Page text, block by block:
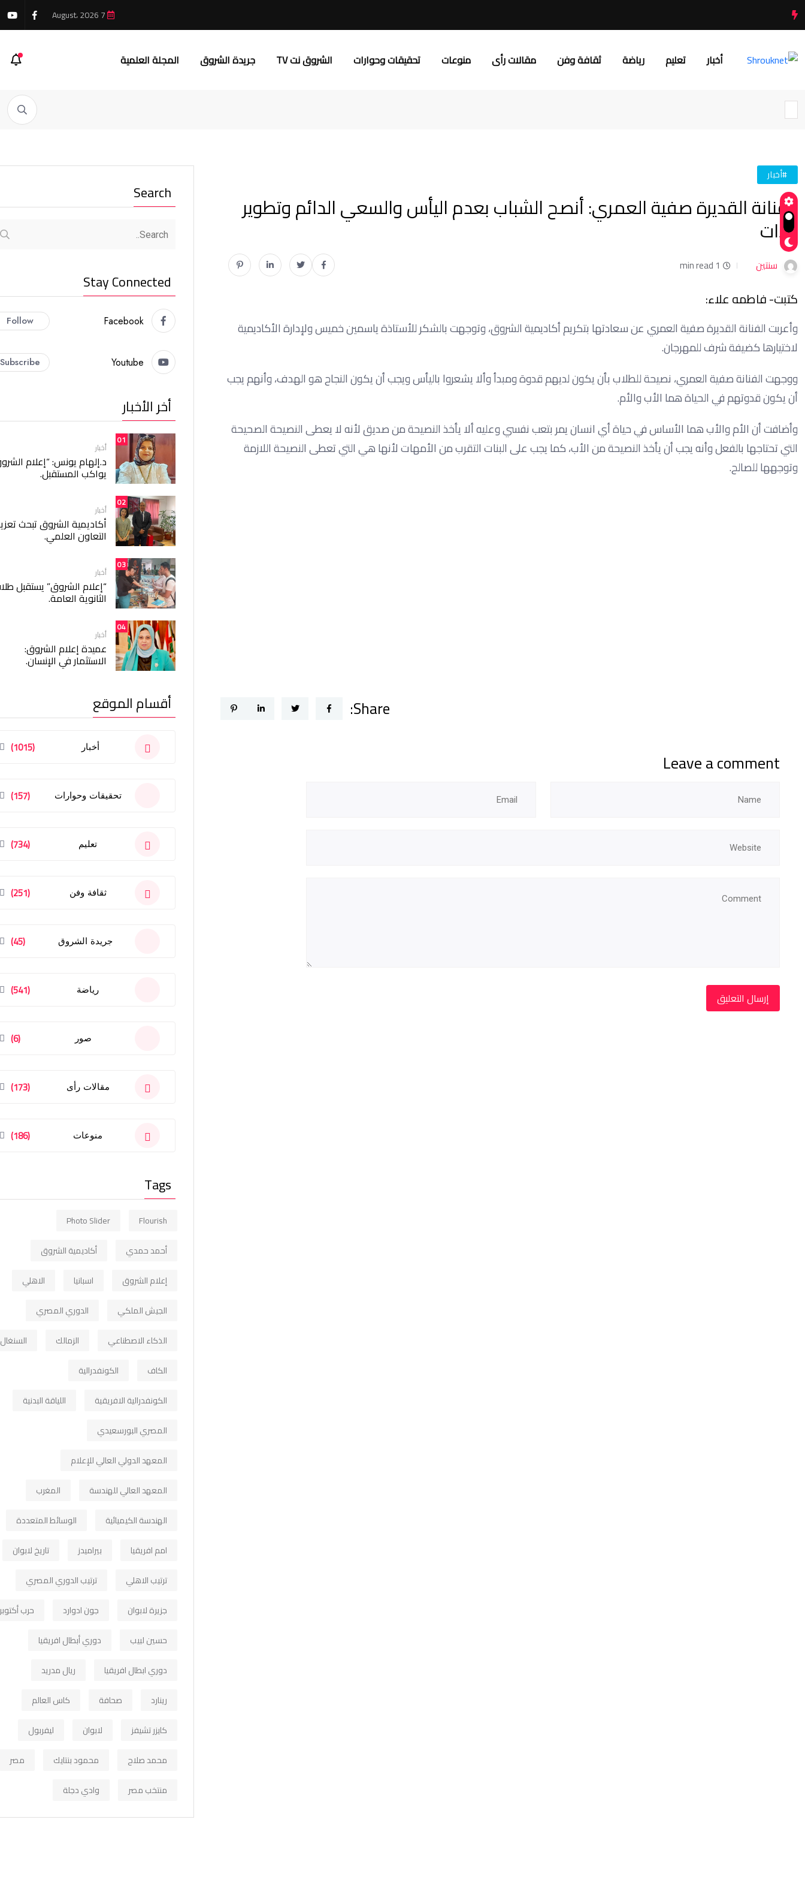
أخبار تعليم رياضة ثقافة وفن مقالات رأى منوعات تحقيقات وحوارات الشروق نت TV جريدة الشروق المجلة العلمية
#أخبار
الفنانة القديرة صفية العمري: أنصح الشباب بعدم اليأس والسعي الدائم وتطوير
الذات
سنتين 1 min read
كتبت- فاطمه علاء:
وأعربت الفنانة القديرة صفية العمري عن سعادتها بتكريم أكاديمية الشروق، وتوجهت بالشكر للأستاذة ياسمين خميس ولإدارة الأكاديمية
لاختيارها كضيفة شرف للمهرجان.
ووجهت الفنانة صفية العمري، نصيحة للطلاب بأن يكون لديهم قدوة ومبدأ وألا يشعروا باليأس ويجب أن يكون النجاح هو الهدف، وأنهم يجب
أن يكون قدوتهم في الحياة هما الأب والأم.
وأضافت أن الأم والأب هما الأساس في حياة أي انسان يمر بتعب نفسي وعليه ألا يأخذ النصيحة من صديق لأنه لا يعطى النصيحة الصحيحة
التي تحتاجها بالفعل وأنه يجب أن يأخذ النصيحة من الأب، كما يجب على البنات التقرب من الأمهات لأنها هي التي تعطى النصيحة اللازمة
وتوجهها للصالح.
Share:
Leave a comment
Search
Stay Connected
Facebook
Follow
Youtube
Subscribe
أخر الأخبار
01
أخبار
د.إلهام يونس: “إعلام
يواكب المستقبل.
02
أخبار
أكاديمية الشروق تبحث
التعاون العلمي.
03
أخبار
“إعلام الشروق” يستقبل
الثانوية العامة.
04
أخبار
عميدة إعلام الشروق:
الاستثمار في الإنسان.
أقسام الموقع
أخبار (1015)
تحقيقات وحوارات (157)
تعليم (734)
ثقافة وفن (251)
جريدة الشروق (45)
رياضة (541)
صور (6)
مقالات رأى (173)
منوعات (186)
Tags
Flourish
Photo Slider
أحمد حمدي
أكاديمية الشروق
إعلام الشروق
اسبانيا
الاهلي
الجيش الملكي
الدوري المصري
الذكاء الاصطناعي
الزمالك
السنغال
الكاف
الكونفدرالية
الكونفدرالية الافريقية
اللياقة البدنية
المصري البورسعيدي
المعهد الدولي العالي للإعلام
المعهد العالي للهندسة
المغرب
الهندسة الكيميائية
الوسائط المتعددة
امم افريقيا
بيراميدز
تاريخ لابوان
ترتيب الاهلي
ترتيب الدوري المصري
جزيرة لابوان
جون ادوارد
حرب أكتوبر
حسين لبيب
دوري أبطال افريقيا
دوري ابطال افريقيا
ريال مدريد
رينارد
صحافة
كاس العالم
كايزر تشيفز
لابوان
ليفربول
محمد صلاح
محمود بنتايك
مصر
منتخب مصر
وادي دجلة